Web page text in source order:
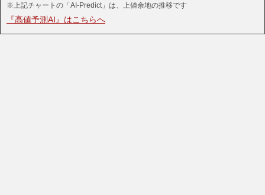
※上記チャートの「AI-Predict」は、上値余地の推移です
『高値予測AI』はこちらへ